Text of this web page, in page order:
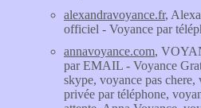
alexandravoyance.fr,
officiel - Voyance par
annavoyance.com,
par EMAIL - Voyance
skype, voyance pas
privée par téléphone,